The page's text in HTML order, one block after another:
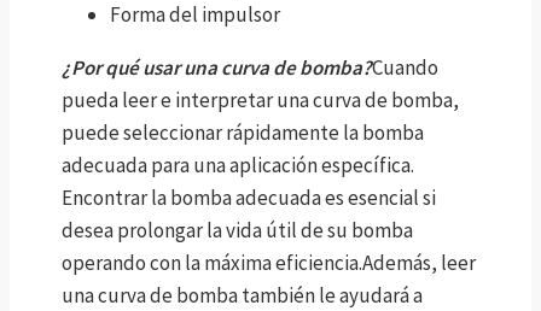
Forma del impulsor
¿Por qué usar una curva de bomba?Cuando
pueda leer e interpretar una curva de bomba,
puede seleccionar rápidamente la bomba
adecuada para una aplicación específica.
Encontrar la bomba adecuada es esencial si
desea prolongar la vida útil de su bomba
operando con la máxima eficiencia.Además, leer
una curva de bomba también le ayudará a